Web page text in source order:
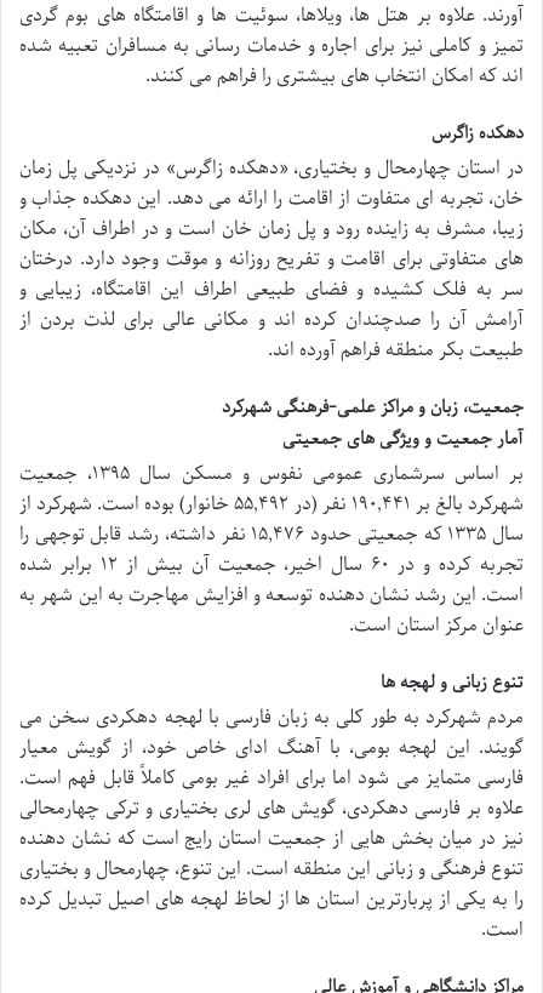
آورند. علاوه بر هتل ها، ویلاها، سوئیت ها و اقامتگاه های بوم گردی
تمیز و کاملی نیز برای اجاره و خدمات رسانی به مسافران تعبیه شده
اند که امکان انتخاب های بیشتری را فراهم می کنند.
دهکده زاگرس
در استان چهارمحال و بختیاری، «دهکده زاگرس» در نزدیکی پل زمان
خان، تجربه ای متفاوت از اقامت را ارائه می دهد. این دهکده جذاب و
زیبا، مشرف به زاینده رود و پل زمان خان است و در اطراف آن، مکان
های متفاوتی برای اقامت و تفریح روزانه و موقت وجود دارد. درختان
سر به فلک کشیده و فضای طبیعی اطراف این اقامتگاه، زیبایی و
آرامش آن را صدچندان کرده اند و مکانی عالی برای لذت بردن از
طبیعت بکر منطقه فراهم آورده اند.
جمعیت، زبان و مراکز علمی-فرهنگی شهرکرد
آمار جمعیت و ویژگی های جمعیتی
بر اساس سرشماری عمومی نفوس و مسکن سال ۱۳۹۵، جمعیت
شهرکرد بالغ بر ۱۹۰,۴۴۱ نفر (در ۵۵,۴۹۲ خانوار) بوده است. شهرکرد از
سال ۱۳۳۵ که جمعیتی حدود ۱۵,۴۷۶ نفر داشته، رشد قابل توجهی را
تجربه کرده و در ۶۰ سال اخیر، جمعیت آن بیش از ۱۲ برابر شده
است. این رشد نشان دهنده توسعه و افزایش مهاجرت به این شهر به
عنوان مرکز استان است.
تنوع زبانی و لهجه ها
مردم شهرکرد به طور کلی به زبان فارسی با لهجه دهکردی سخن می
گویند. این لهجه بومی، با آهنگ ادای خاص خود، از گویش معیار
فارسی متمایز می شود اما برای افراد غیر بومی کاملاً قابل فهم است.
علاوه بر فارسی دهکردی، گویش های لری بختیاری و ترکی چهارمحالی
نیز در میان بخش هایی از جمعیت استان رایج است که نشان دهنده
تنوع فرهنگی و زبانی این منطقه است. این تنوع، چهارمحال و بختیاری
را به یکی از پربارترین استان ها از لحاظ لهجه های اصیل تبدیل کرده
است.
مراکز دانشگاهی و آموزش عالی